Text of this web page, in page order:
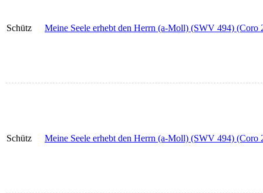
Schütz Meine Seele erhebt den Herrn (a-Moll) (SWV 494) (Coro
Schütz Meine Seele erhebt den Herrn (a-Moll) (SWV 494) (Coro